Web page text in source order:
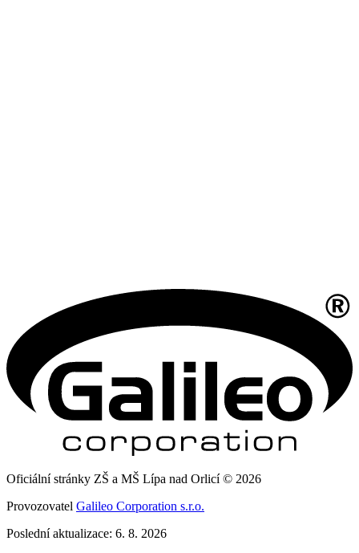
Oficiální stránky ZŠ a MŠ Lípa nad Orlicí © 2026
Provozovatel Galileo Corporation s.r.o.
Poslední aktualizace: 6. 8. 2026